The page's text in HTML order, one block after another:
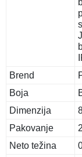
Brend
Boja
Dimenzija
Pakovanje
Neto težina